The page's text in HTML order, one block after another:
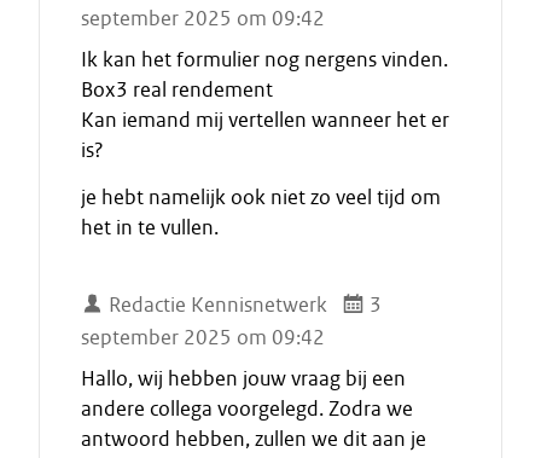
september 2025 om 09:42
Ik kan het formulier nog nergens vinden.
Box3 real rendement
Kan iemand mij vertellen wanneer het er
is?
je hebt namelijk ook niet zo veel tijd om
het in te vullen.
Redactie Kennisnetwerk
3
september 2025 om 09:42
Hallo, wij hebben jouw vraag bij een
andere collega voorgelegd. Zodra we
antwoord hebben, zullen we dit aan je